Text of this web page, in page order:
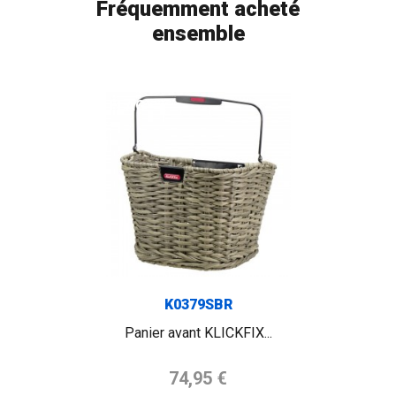
Fréquemment acheté
ensemble
FLAG
K0379SBR
Panier avant KLICKFIX...
Prix de base
74,95 €